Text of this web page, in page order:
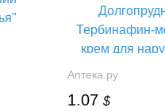
Аптека.ру
1.07 $